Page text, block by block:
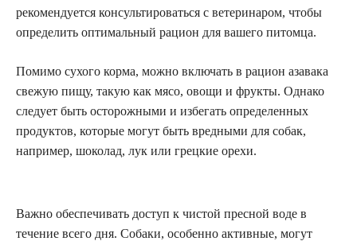
рекомендуется консультироваться с ветеринаром, чтобы
определить оптимальный рацион для вашего питомца.
Помимо сухого корма, можно включать в рацион азавака
свежую пищу, такую как мясо, овощи и фрукты. Однако
следует быть осторожными и избегать определенных
продуктов, которые могут быть вредными для собак,
например, шоколад, лук или грецкие орехи.
Важно обеспечивать доступ к чистой пресной воде в
течение всего дня. Собаки, особенно активные, могут